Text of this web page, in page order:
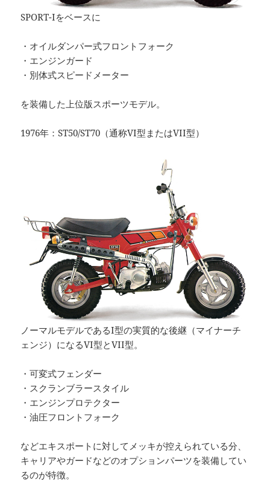
SPORT-Iをベースに
・オイルダンパー式フロントフォーク
・エンジンガード
・別体式スピードメーター
を装備した上位版スポーツモデル。
1976年：ST50/ST70（通称VI型またはVII型）
ノーマルモデルであるI型の実質的な後継（マイナーチ
ェンジ）になるVI型とVII型。
・可変式フェンダー
・スクランブラースタイル
・エンジンプロテクター
・油圧フロントフォーク
などエキスポートに対してメッキが控えられている分、
キャリアやガードなどのオプションパーツを装備してい
るのが特徴。